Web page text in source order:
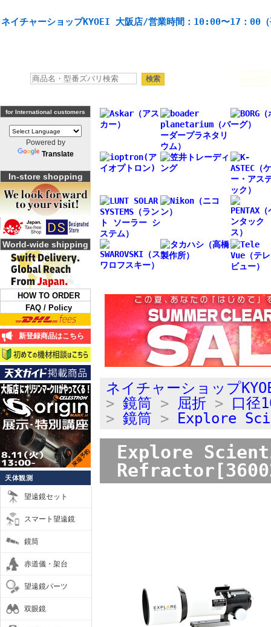
ネイチャーショップKYOEI 大阪店/営業時間：10:00〜17：00（
Seestar
for International customers
Powered by
Translate
In-store shopping
World-wide shipping
HOW TO ORDER
FAQ / Policy
新登録商品はこちら
天体観測
望遠鏡セット
スマート望遠鏡
鏡筒
赤道儀・架台
望遠鏡パーツ
双眼鏡
ネイチャーショップ
> 鏡筒 > 屈折 > 口径
> 鏡筒 > Explore
Explore